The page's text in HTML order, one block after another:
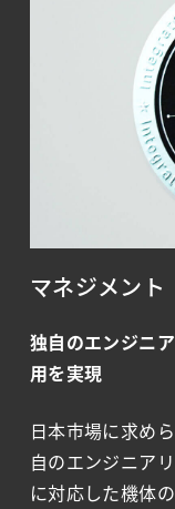
マネジメント
独自のエンジニ
用を実現
日本市場に求め
自のエンジニア
に対応した機体